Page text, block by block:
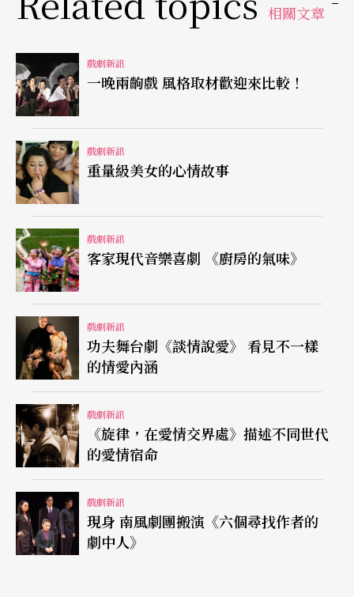
相關文章
戲劇新訊
一晚兩齣戲 風格取材歡迎來比較！
戲劇新訊
重量級美女的心情故事
戲劇新訊
客家現代音樂喜劇 《廚房的氣味》
戲劇新訊
功夫舞台劇《談情說愛》 看見不一樣
的情愛內涵
戲劇新訊
《旋律，在愛情交界處》描述不同世代
的愛情宿命
戲劇新訊
現身 南風劇團搬演《六個尋找作者的
劇中人》